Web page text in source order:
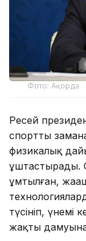
Фото: Ақорда
Ресей
спортты
физикалық
ұштастырады.
ұмтылған,
түсініп, үнемі
жақты